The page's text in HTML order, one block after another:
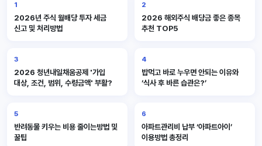
1
2026년 주식 월배당 투자 세금
신고 및 처리방법
2
2026 해외주식 배당금 좋은 종목
추천 TOP5
3
2026 청년내일채움공제 '가입
대상, 조건, 범위, 수령금액' 부활?
4
밥먹고 바로 누우면 안되는 이유와
‘식사 후 바른 습관은?’
5
반려동물 키우는 비용 줄이는방법 및
꿀팁
6
아파트관리비 납부 ‘아파트아이’
이용방법 총정리